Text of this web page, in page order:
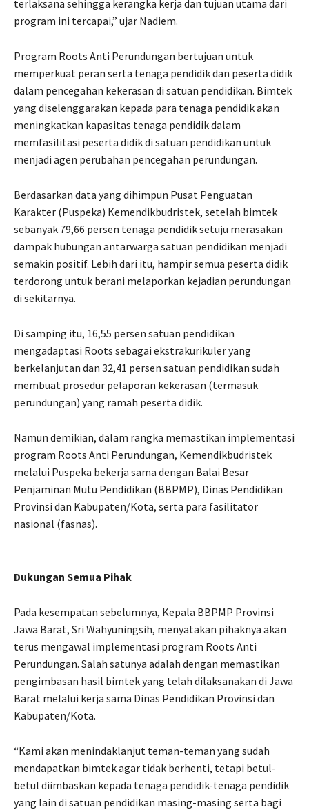
terlaksana sehingga kerangka kerja dan tujuan utama dari
program ini tercapai,” ujar Nadiem.
Program Roots Anti Perundungan bertujuan untuk
memperkuat peran serta tenaga pendidik dan peserta didik
dalam pencegahan kekerasan di satuan pendidikan. Bimtek
yang diselenggarakan kepada para tenaga pendidik akan
meningkatkan kapasitas tenaga pendidik dalam
memfasilitasi peserta didik di satuan pendidikan untuk
menjadi agen perubahan pencegahan perundungan.
Berdasarkan data yang dihimpun Pusat Penguatan
Karakter (Puspeka) Kemendikbudristek, setelah bimtek
sebanyak 79,66 persen tenaga pendidik setuju merasakan
dampak hubungan antarwarga satuan pendidikan menjadi
semakin positif. Lebih dari itu, hampir semua peserta didik
terdorong untuk berani melaporkan kejadian perundungan
di sekitarnya.
Di samping itu, 16,55 persen satuan pendidikan
mengadaptasi Roots sebagai ekstrakurikuler yang
berkelanjutan dan 32,41 persen satuan pendidikan sudah
membuat prosedur pelaporan kekerasan (termasuk
perundungan) yang ramah peserta didik.
Namun demikian, dalam rangka memastikan implementasi
program Roots Anti Perundungan, Kemendikbudristek
melalui Puspeka bekerja sama dengan Balai Besar
Penjaminan Mutu Pendidikan (BBPMP), Dinas Pendidikan
Provinsi dan Kabupaten/Kota, serta para fasilitator
nasional (fasnas).
Dukungan Semua Pihak
Pada kesempatan sebelumnya, Kepala BBPMP Provinsi
Jawa Barat, Sri Wahyuningsih, menyatakan pihaknya akan
terus mengawal implementasi program Roots Anti
Perundungan. Salah satunya adalah dengan memastikan
pengimbasan hasil bimtek yang telah dilaksanakan di Jawa
Barat melalui kerja sama Dinas Pendidikan Provinsi dan
Kabupaten/Kota.
“Kami akan menindaklanjut teman-teman yang sudah
mendapatkan bimtek agar tidak berhenti, tetapi betul-
betul diimbaskan kepada tenaga pendidik-tenaga pendidik
yang lain di satuan pendidikan masing-masing serta bagi